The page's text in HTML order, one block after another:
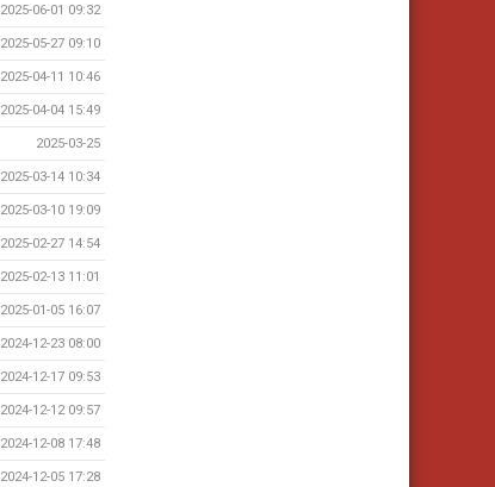
2025-06-01 09:32
2025-05-27 09:10
2025-04-11 10:46
2025-04-04 15:49
2025-03-25
2025-03-14 10:34
2025-03-10 19:09
2025-02-27 14:54
2025-02-13 11:01
2025-01-05 16:07
2024-12-23 08:00
2024-12-17 09:53
2024-12-12 09:57
2024-12-08 17:48
2024-12-05 17:28